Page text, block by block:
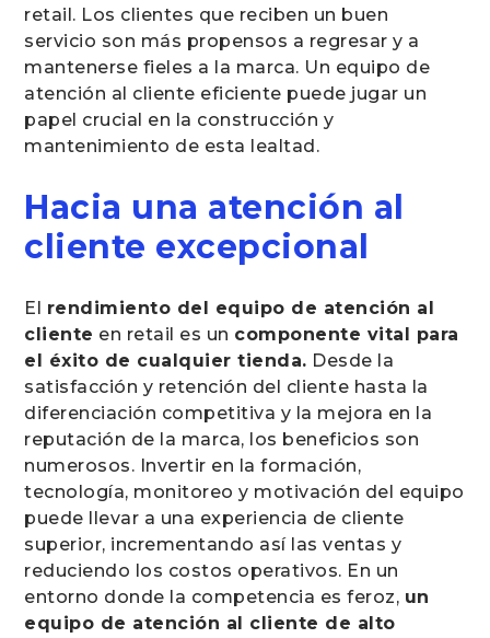
retail. Los clientes que reciben un buen
servicio son más propensos a regresar y a
mantenerse fieles a la marca. Un equipo de
atención al cliente eficiente puede jugar un
papel crucial en la construcción y
mantenimiento de esta lealtad.
Hacia una atención al
cliente excepcional
El rendimiento del equipo de atención al
cliente en retail es un componente vital para
el éxito de cualquier tienda. Desde la
satisfacción y retención del cliente hasta la
diferenciación competitiva y la mejora en la
reputación de la marca, los beneficios son
numerosos. Invertir en la formación,
tecnología, monitoreo y motivación del equipo
puede llevar a una experiencia de cliente
superior, incrementando así las ventas y
reduciendo los costos operativos. En un
entorno donde la competencia es feroz, un
equipo de atención al cliente de alto